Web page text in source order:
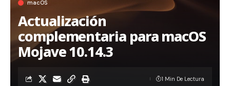
macOS
Actualización
complementaria para macOS
Mojave 10.14.3
1 Min De Lectura